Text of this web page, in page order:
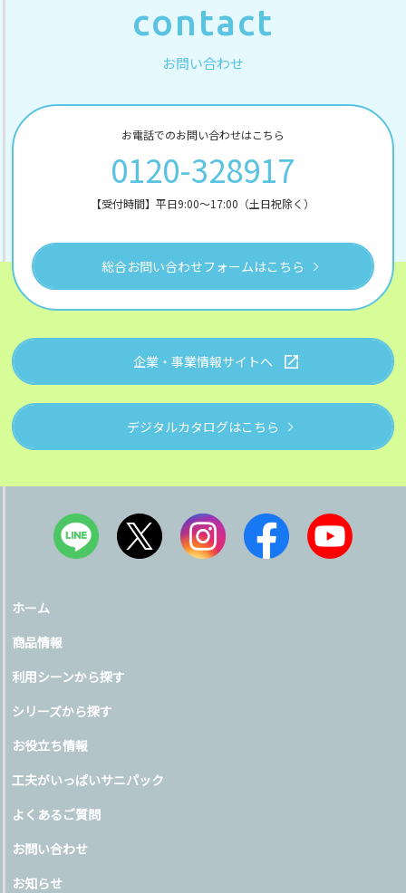
contact
お問い合わせ
お電話でのお問い合わせはこちら
0120-328917
【受付時間】平日9:00～17:00（土日祝除く）
総合お問い合わせフォームはこちら
企業・事業情報サイトへ
デジタルカタログはこちら
ホーム
商品情報
利用シーンから探す
シリーズから探す
お役立ち情報
工夫がいっぱいサニパック
よくあるご質問
お問い合わせ
お知らせ